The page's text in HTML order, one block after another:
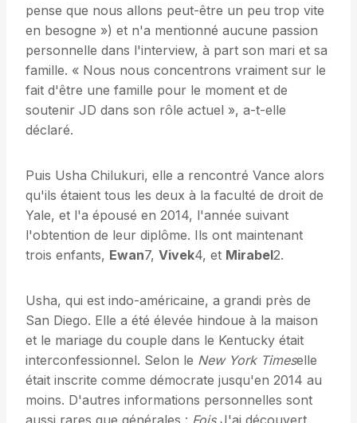
pense que nous allons peut-être un peu trop vite
en besogne ») et n'a mentionné aucune passion
personnelle dans l'interview, à part son mari et sa
famille. « Nous nous concentrons vraiment sur le
fait d'être une famille pour le moment et de
soutenir JD dans son rôle actuel », a-t-elle
déclaré.
Puis Usha Chilukuri, elle a rencontré Vance alors
qu'ils étaient tous les deux à la faculté de droit de
Yale, et l'a épousé en 2014, l'année suivant
l'obtention de leur diplôme. Ils ont maintenant
trois enfants, Ewan7, Vivek4, et Mirabel2.
Usha, qui est indo-américaine, a grandi près de
San Diego. Elle a été élevée hindoue à la maison
et le mariage du couple dans le Kentucky était
interconfessionnel. Selon le New York Timeselle
était inscrite comme démocrate jusqu'en 2014 au
moins. D'autres informations personnelles sont